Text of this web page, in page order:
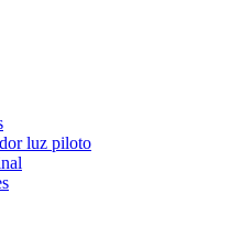
luz piloto